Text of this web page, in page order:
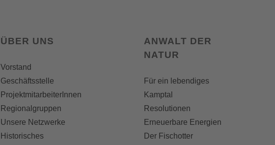
ÜBER UNS
Vorstand
Geschäftsstelle
ProjektmitarbeiterInnen
Regionalgruppen
Unsere Netzwerke
Historisches
ANWALT DER
NATUR
Für ein lebendiges
Kamptal
Resolutionen
Erneuerbare Energien
Der Fischotter